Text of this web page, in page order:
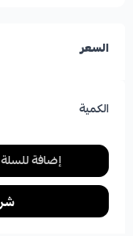
السعر
الكمية
إضافة للسلة